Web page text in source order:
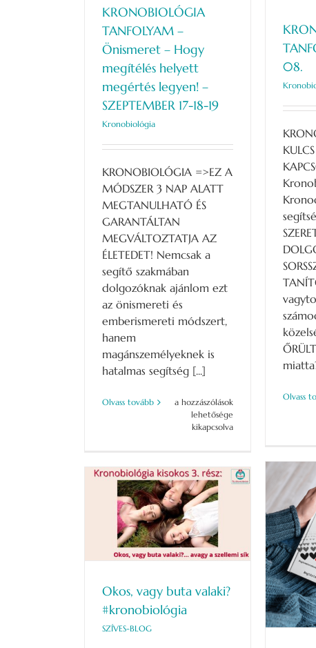
KRONOBIOLÓGIA
TANFOLYAM –
Önismeret – Hogy
megítélés helyett
megértés legyen! –
SZEPTEMBER 17-18-19
Kronobiológia
KRONOBIOLÓGIA =>EZ A
MÓDSZER 3 NAP ALATT
MEGTANULHATÓ ÉS
GARANTÁLTAN
MEGVÁLTOZTATJA AZ
ÉLETEDET! Nemcsak a
segítő szakmában
dolgozóknak ajánlom ezt
az önismereti és
emberismereti módszert,
hanem
magánszemélyeknek is
hatalmas segítség [...]
Olvass tovább
KRONOBIOLÓGIA
TANFOLYAM
megítélés
helyett
megértés
legyen!
–
SZEPTEMBER
17-
18-
bejegyzéshez
a hozzászólások
lehetősége
kikapcsolva
08.
Olvass
Elkészült a CSALÁDÁLLÍTÁS
KÖNYV
Okos, vagy buta valaki?
#kronobiológia
SZÍVES-BLOG